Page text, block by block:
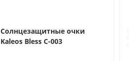
Солнцезащитные очки
Kaleos Bless C-003